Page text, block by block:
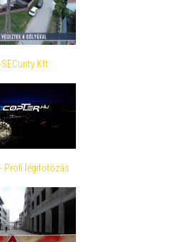
Kft.
Profi légifotózás